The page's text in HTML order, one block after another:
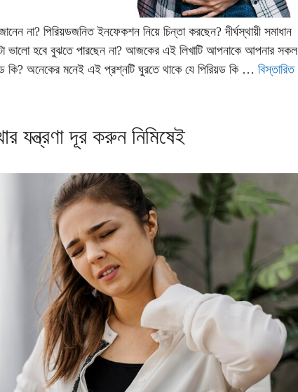
না? পিরিয়ডজনিত ইনফেকশন নিয়ে চিন্তা করছেন? দীর্ঘস্থায়ী সমাধান
ভালো হবে বুঝতে পারছেন না? আজকের এই লিখাটি আপনাকে আপনার সকল
কি? অনেকের মনেই এই প্রশ্নটি ঘুরতে থাকে যে পিরিয়ড কি … বিস্তারিত
যন্ত্রণা দূর করুন নিমিষেই